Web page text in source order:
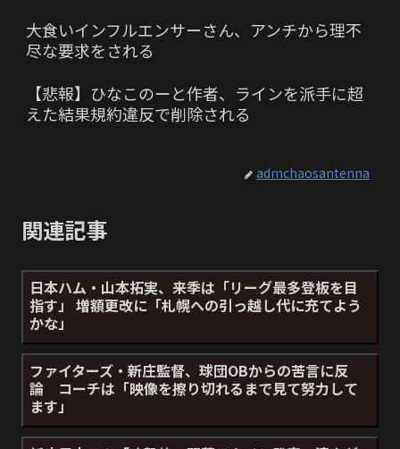
大食いインフルエンサーさん、アンチから理不
尽な要求をされる
【悲報】ひなこのーと作者、ラインを派手に超
えた結果規約違反で削除される
admchaosantenna
関連記事
日本ハム・山本拓実、来季は「リーグ最多登板を目
指す」 増額更改に「札幌への引っ越し代に充てよう
かな」
ファイターズ・新庄監督、球団OBからの苦言に反
論 コーチは「映像を擦り切れるまで見て努力して
ます」